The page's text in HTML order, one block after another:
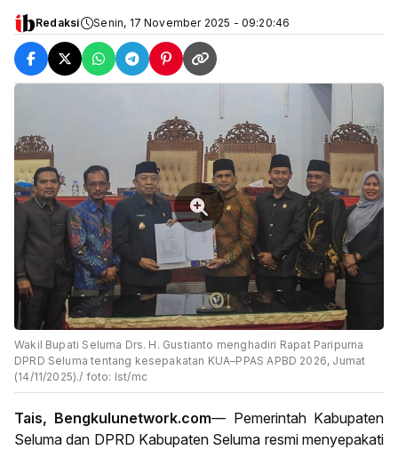
Redaksi Senin, 17 November 2025 - 09:20:46
Wakil Bupati Seluma Drs. H. Gustianto menghadiri Rapat Paripurna
DPRD Seluma tentang kesepakatan KUA–PPAS APBD 2026, Jumat
(14/11/2025)./ foto: Ist/mc
Tais, Bengkulunetwork.com— Pemerintah Kabupaten
Seluma dan DPRD Kabupaten Seluma resmi menyepakati